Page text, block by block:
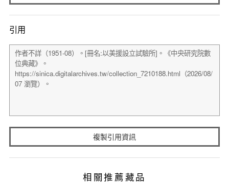
引用
複製引用資訊
相關推薦藏品